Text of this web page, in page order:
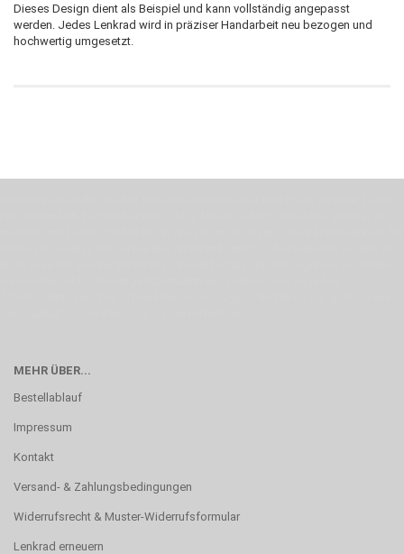
Dieses Design dient als Beispiel und kann vollständig angepasst
werden. Jedes Lenkrad wird in präziser Handarbeit neu bezogen und
hochwertig umgesetzt.
MEHR ÜBER...
Bestellablauf
Impressum
Kontakt
Versand- & Zahlungsbedingungen
Widerrufsrecht & Muster-Widerrufsformular
Lenkrad erneuern